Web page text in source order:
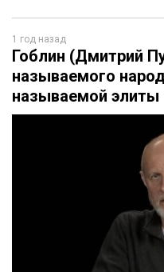
1 год назад
Гоблин (Дмитрий
называемого
называемой элиты